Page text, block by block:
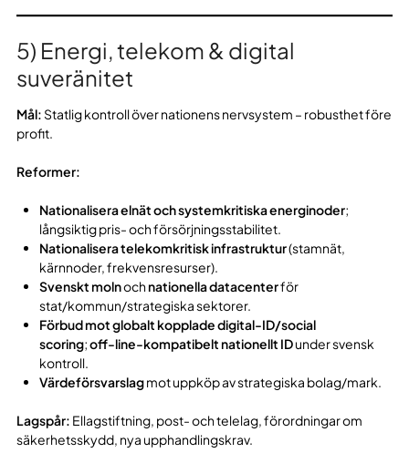
5) Energi, telekom & digital
suveränitet
Mål: Statlig kontroll över nationens nervsystem – robusthet före
profit.
Reformer:
Nationalisera elnät och systemkritiska energinoder;
långsiktig pris- och försörjningsstabilitet.
Nationalisera telekomkritisk infrastruktur(stamnät,
kärnnoder, frekvensresurser).
Svenskt molnochnationella datacenterför
stat/kommun/strategiska sektorer.
Förbud mot globalt kopplade digital-ID/social
scoring;off-line-kompatibelt nationellt IDunder svensk
kontroll.
Värdeförsvarslagmot uppköp av strategiska bolag/mark.
Lagspår: Ellagstiftning, post- och telelag, förordningar om
säkerhetsskydd, nya upphandlingskrav.